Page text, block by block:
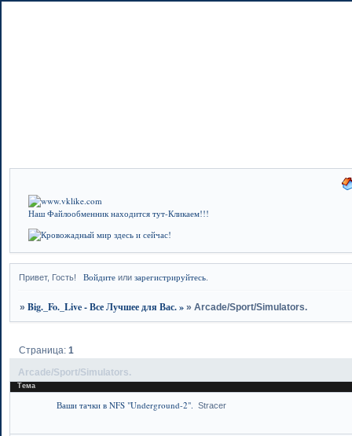
Наш Файлообменник находится тут-Кликаем!!!
Привет, Гость! Войдитеили зарегистрируйтесь.
»Big._Fo._Live - Все Лучшее для Вас. » »Arcade/Sport/Simulators.
Arcade/Sport/Simulators.
Страница:1
Тема
Ваши тачки в NFS "Underground-2". Stracer